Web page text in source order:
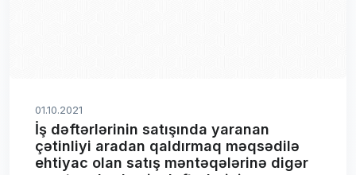
01.10.2021
İş dəftərlərinin satışında yaranan
çətinliyi aradan qaldırmaq məqsədilə
ehtiyac olan satış məntəqələrinə digər